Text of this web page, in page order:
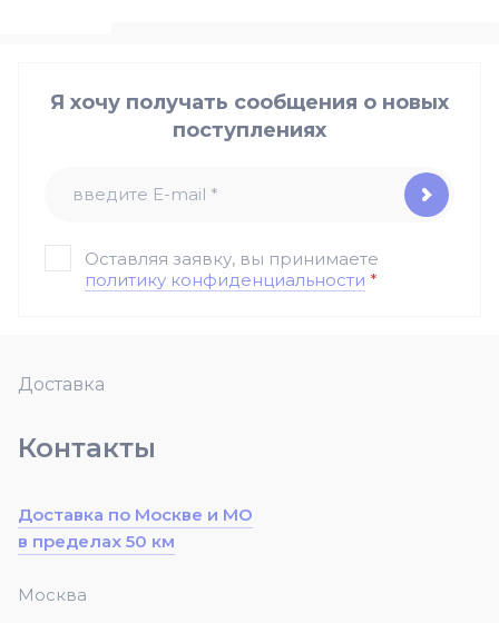
Доставка
Контакты
Доставка по Москве и МО
в пределах 50 км
Москва
Я хочу получать сообщения о новых
поступлениях
Оставляя заявку, вы принимаете
политику конфиденциальности *